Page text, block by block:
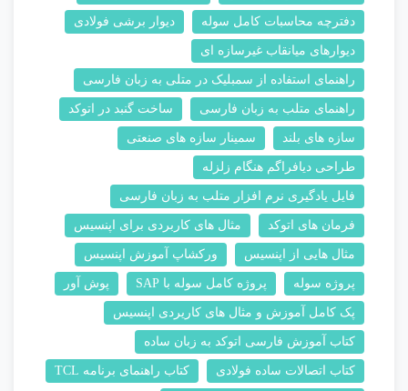
دفترچه محاسبات کامل سوله دیوار برشی فولادی
دیوارهای میانقاب غیرسازه ای
راهنمای استفاده از سمبلیک در متلی به زبان فارسی
راهنمای متلب به زبان فارسی ساخت گنبد در اتوکد
سازه های بلند سمینار سازه های صنعتی
طراحی دیافراگم هنگام زلزله
فایل یادگیری نرم افزار متلب به زبان فارسی
فرمان های اتوکد مثال های کاربردی برای اپنسیس
مثال هایی از اپنسیس ورکشاپ آموزش اپنسیس
پروژه سوله پروژه کامل سوله با SAP پوش آور
پک کامل آموزش و مثال های کاریردی اپنسیس
کتاب آموزش فارسی اتوکد به زبان ساده
کتاب اتصالات ساده فولادی کتاب راهنمای برنامه TCL